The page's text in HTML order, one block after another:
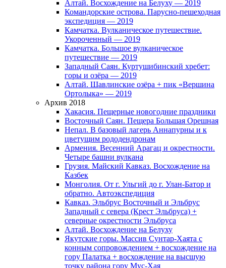
Алтай. Восхождение на Белуху — 2019
Командорские острова. Парусно-пешеходная
экспедиция — 2019
Камчатка. Вулканическое путешествие.
Укороченный — 2019
Камчатка. Большое вулканическое
путешествие — 2019
Западный Саян. Куртушибинский хребет:
горы и озёра — 2019
Алтай. Шавлинские озёра + пик «Вершина
Ортолыка» — 2019
Архив 2018
Хакасия. Пещерные новогодние праздники
Восточный Саян. Пещера Большая Орешная
Непал. В базовый лагерь Аннапурны и к
цветущим рододендронам
Армения. Весенний Арагац и окрестности.
Четыре башни вулкана
Грузия. Майский Кавказ. Восхождение на
Казбек
Монголия. От г. Ульгий до г. Улан-Батор и
обратно. Автоэкспедиция
Кавказ. Эльбрус Восточный и Эльбрус
Западный с севера (Крест Эльбруса) +
северные окрестности Эльбруса
Алтай. Восхождение на Белуху
Якутские горы. Массив Сунтар-Хаята с
конным сопровождением + восхождение на
гору Палатка + восхождение на высшую
точку района гору Мус-Хая